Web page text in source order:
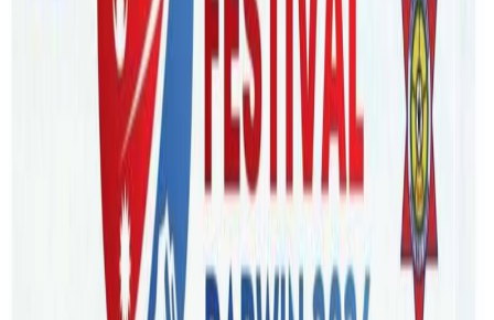
ब्रिजबेन । फेयर बर्क एम्बुड्सम्यानले अष्ट्रेलियाका खाद्य क्षेत्रहरूको